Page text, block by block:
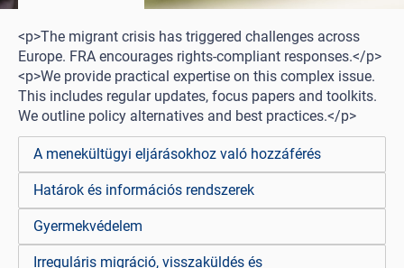
<p>The migrant crisis has triggered challenges across
Europe. FRA encourages rights-compliant responses.</p>
<p>We provide practical expertise on this complex issue.
This includes regular updates, focus papers and toolkits.
We outline policy alternatives and best practices.</p>
A menekültügyi eljárásokhoz való hozzáférés
Határok és információs rendszerek
Gyermekvédelem
Irreguláris migráció, visszaküldés és